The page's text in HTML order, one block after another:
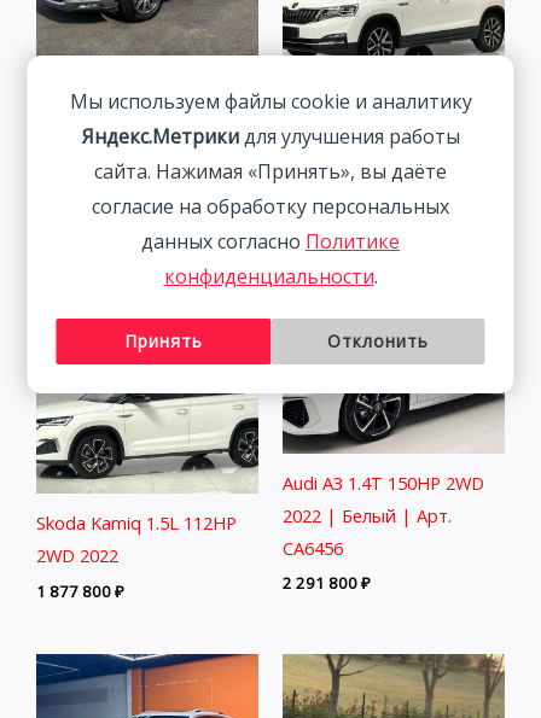
Lexus NX200 Trendy
Edition 2.0L 150HP 4WD
3 498 800₽
Skoda Kamiq 1.5L 112HP
2WD 2021
1 833 800 ₽
Skoda Kamiq 1.5L 112HP
2WD 2022
1 877 800₽
Audi A3 1.4T 150HP 2WD
2022 | Белый | Арт.
CA6456
2 291 800₽
Мы используем файлы cookie и аналитику
Яндекс.Метрикидля улучшения работы
сайта. Нажимая «Принять», вы даёте
согласие на обработку персональных
данных согласно Политике
конфиденциальности.
Принять Отклонить